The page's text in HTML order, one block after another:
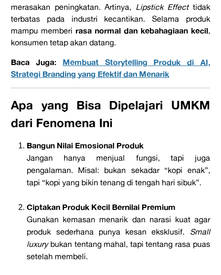
merasakan peningkatan. Artinya, Lipstick Effecttidak
terbatas pada industri kecantikan. Selama produk
mampu memberirasa normal dan kebahagiaan kecil,
konsumen tetap akan datang.
Baca Juga: Membuat Storytelling Produk di AI,
Strategi Branding yang Efektif dan Menarik
Apa yang Bisa Dipelajari UMKM
dari Fenomena Ini
Bangun Nilai Emosional Produk
Jangan hanya menjual fungsi, tapi juga
pengalaman. Misal: bukan sekadar “kopi enak”,
tapi “kopi yang bikin tenang di tengah hari sibuk”.
Ciptakan Produk Kecil Bernilai Premium
Gunakan kemasan menarik dan narasi kuat agar
produk sederhana punya kesan eksklusif. Small
luxurybukan tentang mahal, tapi tentang rasa puas
setelah membeli.